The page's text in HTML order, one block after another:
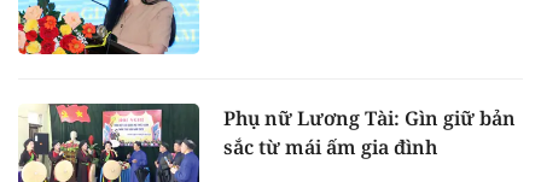
Phụ nữ Lương Tài: Gìn giữ bản
sắc từ mái ấm gia đình